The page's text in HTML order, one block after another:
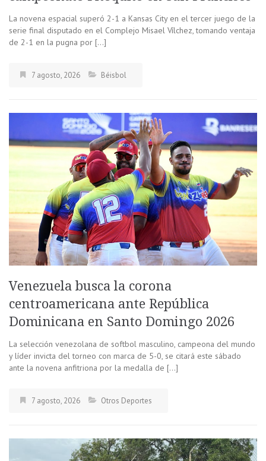
La novena espacial superó 2-1 a Kansas City en el tercer juego de la
serie final disputado en el Complejo Misael Vílchez, tomando ventaja
de 2-1 en la pugna por […]
7 agosto, 2026 Béisbol
Venezuela busca la corona
centroamericana ante República
Dominicana en Santo Domingo 2026
La selección venezolana de softbol masculino, campeona del mundo
y líder invicta del torneo con marca de 5-0, se citará este sábado
ante la novena anfitriona por la medalla de […]
7 agosto, 2026 Otros Deportes